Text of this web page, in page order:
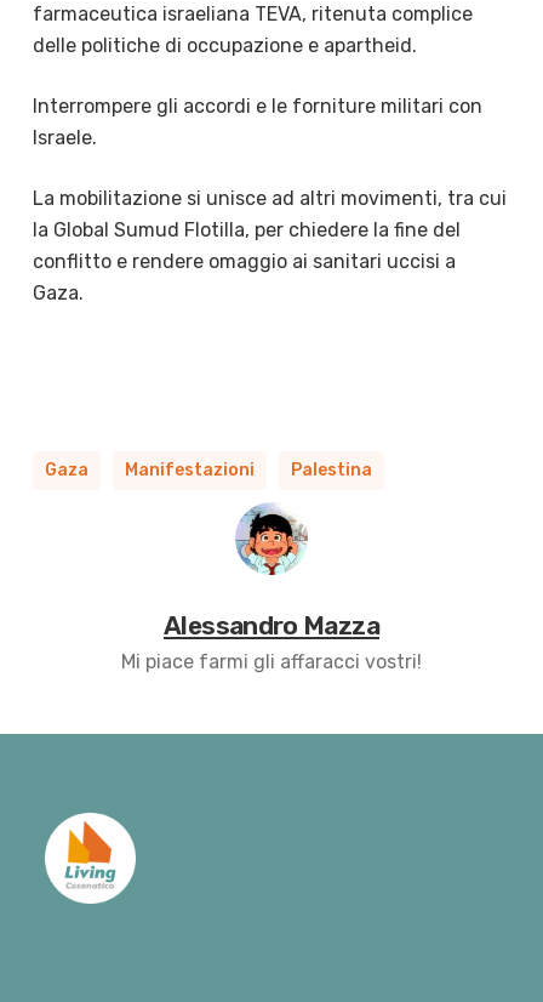
farmaceutica israeliana TEVA, ritenuta complice
delle politiche di occupazione e apartheid.
Interrompere gli accordi e le forniture militari con
Israele.
La mobilitazione si unisce ad altri movimenti, tra cui
la Global Sumud Flotilla, per chiedere la fine del
conflitto e rendere omaggio ai sanitari uccisi a
Gaza.
Gaza Manifestazioni Palestina
Alessandro Mazza
Mi piace farmi gli affaracci vostri!